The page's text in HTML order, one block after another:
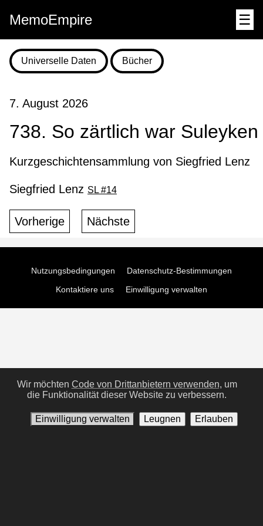
MemoEmpire ☰
Universelle Daten Bücher
7. August 2026
738. So zärtlich war Suleyken
Kurzgeschichtensammlung von Siegfried Lenz
Siegfried Lenz SL #14
Vorherige Nächste
Nutzungsbedingungen
Datenschutz-Bestimmungen
Kontaktiere uns
Einwilligung verwalten
Wir möchten Code von Drittanbietern verwenden, um
die Funktionalität dieser Website zu verbessern.
Einwilligung verwalten Leugnen Erlauben